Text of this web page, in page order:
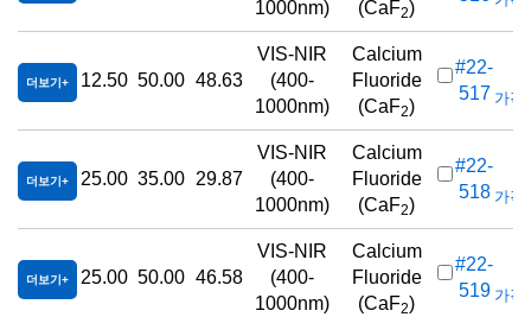
1000nm) (CaF2)
더보기 12.50 50.00 48.63
VIS-NIR
(400-
1000nm)
Calcium
Fluoride
(CaF2)
#22-
517 가격
더보기 25.00 35.00 29.87
VIS-NIR
(400-
1000nm)
Calcium
Fluoride
(CaF2)
#22-
518 가격
더보기 25.00 50.00 46.58
VIS-NIR
(400-
1000nm)
Calcium
Fluoride
(CaF2)
#22-
519 가격